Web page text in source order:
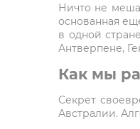
Ничто не
основанная
в одной
Антверпене,
Как мы
Секрет
Австралии.